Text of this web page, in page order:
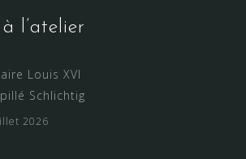
l’atelier
Louis XVI
Schlichtig
2026